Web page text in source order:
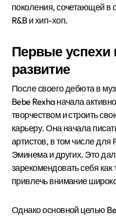
поколения, сочетающей в
R&B и хип-хоп.
Первые успехи
развитие
После своего дебюта в
Bebe Rexha начала
творчеством и строить
карьеру. Она начала
артистов, в том числе
Эминема и других. Это
зарекомендовать себя
привлечь внимание
Однако основной целью